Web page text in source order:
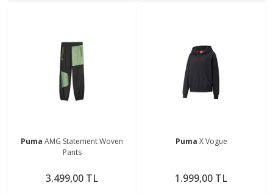
Puma AMG Statement Woven
Pants
3.499,00 TL
Puma X Vogue
1.999,00 TL